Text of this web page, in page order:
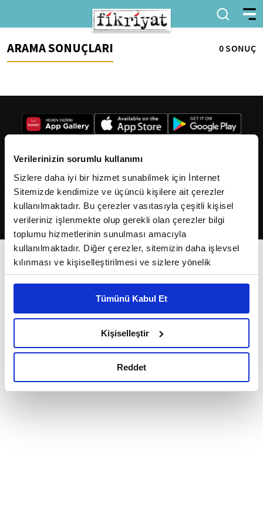
Verilerinizin sorumlu kullanımı
Sizlere daha iyi bir hizmet sunabilmek için İnternet
Sitemizde kendimize ve üçüncü kişilere ait çerezler
kullanılmaktadır. Bu çerezler vasıtasıyla çeşitli kişisel
verileriniz işlenmekte olup gerekli olan çerezler bilgi
toplumu hizmetlerinin sunulması amacıyla
kullanılmaktadır. Diğer çerezler, sitemizin daha işlevsel
kılınması ve kişiselleştirilmesi ve sizlere yönelik
reklam/pazarlama faaliyetlerinin yapılması, amaçlarıyla
Çerezlere ilişkin tercihlerinizi çerez paneli vasıtasıyla
belirleyebilirsiniz. Çerezlere ilişkin detaylı bilgi için
Ayarlar butonuna tıklayabilir,Çerez Bilgilendirme
Metnimizi ziyaret edebilirsiniz.
okumak ve sitemizi ziyaretiniz kapsamında
Tümünü Kabul Et
Kişiselleştir
Reddet
ARAMA SONUÇLARI 0 SONUÇ
2026Fikriyat. Tüm hakları saklıdır.